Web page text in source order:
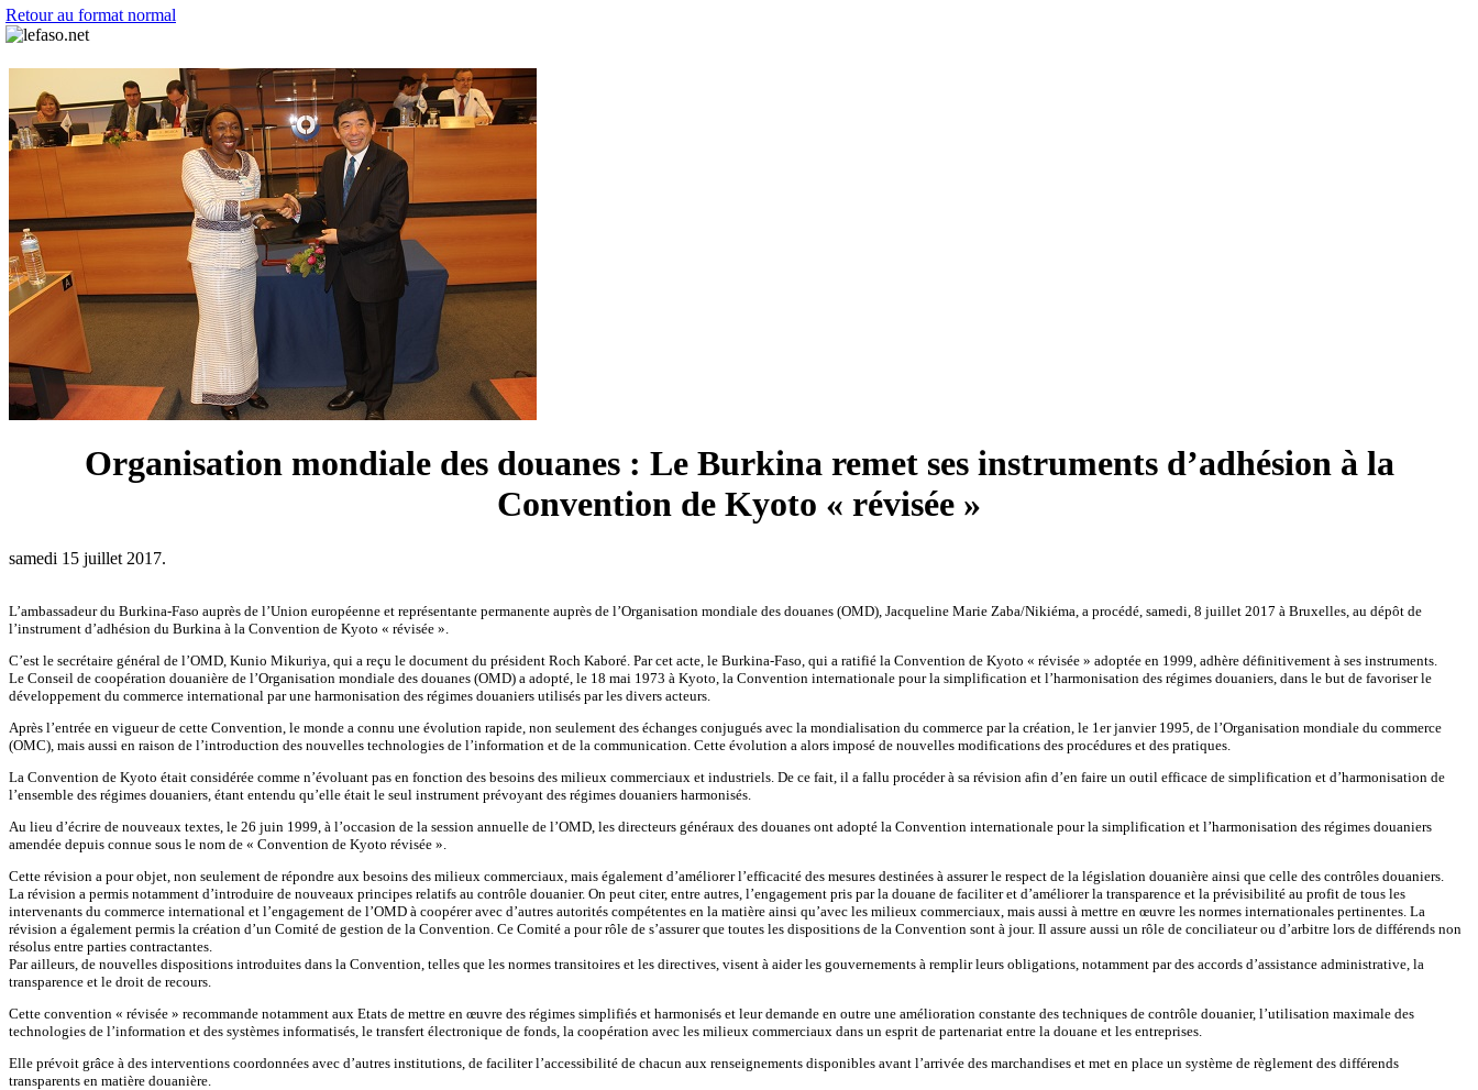
Retour au format normal
Organisation mondiale des douanes : Le Burkina remet ses instruments d’adhésion à la
Convention de Kyoto « révisée »
samedi 15 juillet 2017.
L’ambassadeur du Burkina-Faso auprès de l’Union européenne et représentante permanente auprès de l’Organisation mondiale des douanes (OMD), Jacqueline Marie Zaba/Nikiéma, a procédé, samedi, 8 juillet 2017 à Bruxelles, au dépôt de
l’instrument d’adhésion du Burkina à la Convention de Kyoto « révisée ».
C’est le secrétaire général de l’OMD, Kunio Mikuriya, qui a reçu le document du président Roch Kaboré. Par cet acte, le Burkina-Faso, qui a ratifié la Convention de Kyoto « révisée » adoptée en 1999, adhère définitivement à ses instruments.
Le Conseil de coopération douanière de l’Organisation mondiale des douanes (OMD) a adopté, le 18 mai 1973 à Kyoto, la Convention internationale pour la simplification et l’harmonisation des régimes douaniers, dans le but de favoriser le
développement du commerce international par une harmonisation des régimes douaniers utilisés par les divers acteurs.
Après l’entrée en vigueur de cette Convention, le monde a connu une évolution rapide, non seulement des échanges conjugués avec la mondialisation du commerce par la création, le 1er janvier 1995, de l’Organisation mondiale du commerce
(OMC), mais aussi en raison de l’introduction des nouvelles technologies de l’information et de la communication. Cette évolution a alors imposé de nouvelles modifications des procédures et des pratiques.
La Convention de Kyoto était considérée comme n’évoluant pas en fonction des besoins des milieux commerciaux et industriels. De ce fait, il a fallu procéder à sa révision afin d’en faire un outil efficace de simplification et d’harmonisation de
l’ensemble des régimes douaniers, étant entendu qu’elle était le seul instrument prévoyant des régimes douaniers harmonisés.
Au lieu d’écrire de nouveaux textes, le 26 juin 1999, à l’occasion de la session annuelle de l’OMD, les directeurs généraux des douanes ont adopté la Convention internationale pour la simplification et l’harmonisation des régimes douaniers
amendée depuis connue sous le nom de « Convention de Kyoto révisée ».
Cette révision a pour objet, non seulement de répondre aux besoins des milieux commerciaux, mais également d’améliorer l’efficacité des mesures destinées à assurer le respect de la législation douanière ainsi que celle des contrôles douaniers.
La révision a permis notamment d’introduire de nouveaux principes relatifs au contrôle douanier. On peut citer, entre autres, l’engagement pris par la douane de faciliter et d’améliorer la transparence et la prévisibilité au profit de tous les
intervenants du commerce international et l’engagement de l’OMD à coopérer avec d’autres autorités compétentes en la matière ainsi qu’avec les milieux commerciaux, mais aussi à mettre en œuvre les normes internationales pertinentes. La
révision a également permis la création d’un Comité de gestion de la Convention. Ce Comité a pour rôle de s’assurer que toutes les dispositions de la Convention sont à jour. Il assure aussi un rôle de conciliateur ou d’arbitre lors de différends non
résolus entre parties contractantes.
Par ailleurs, de nouvelles dispositions introduites dans la Convention, telles que les normes transitoires et les directives, visent à aider les gouvernements à remplir leurs obligations, notamment par des accords d’assistance administrative, la
transparence et le droit de recours.
Cette convention « révisée » recommande notamment aux Etats de mettre en œuvre des régimes simplifiés et harmonisés et leur demande en outre une amélioration constante des techniques de contrôle douanier, l’utilisation maximale des
technologies de l’information et des systèmes informatisés, le transfert électronique de fonds, la coopération avec les milieux commerciaux dans un esprit de partenariat entre la douane et les entreprises.
Elle prévoit grâce à des interventions coordonnées avec d’autres institutions, de faciliter l’accessibilité de chacun aux renseignements disponibles avant l’arrivée des marchandises et met en place un système de règlement des différends
transparents en matière douanière.